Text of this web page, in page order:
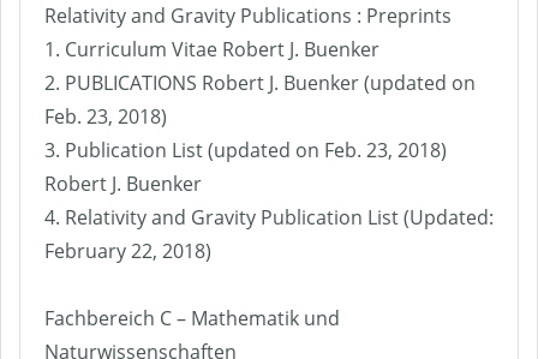
Relativity and Gravity Publications : Preprints
1. Curriculum Vitae Robert J. Buenker
2. PUBLICATIONS Robert J. Buenker (updated on
Feb. 23, 2018)
3. Publication List (updated on Feb. 23, 2018)
Robert J. Buenker
4. Relativity and Gravity Publication List (Updated:
February 22, 2018)
Fachbereich C – Mathematik und
Naturwissenschaften